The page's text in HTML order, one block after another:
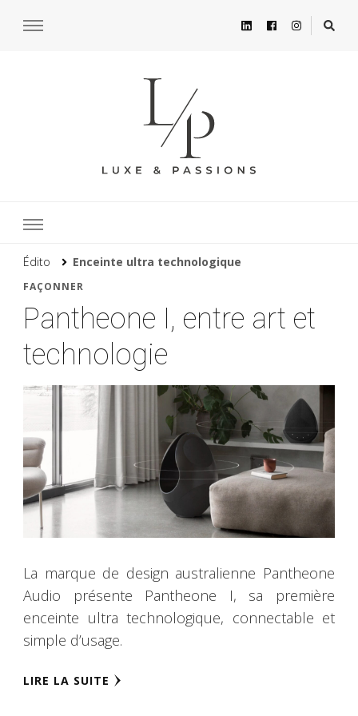
Édito Enceinte ultra technologique
FAÇONNER
Pantheone I, entre art et
technologie
La marque de design australienne Pantheone
Audio présente Pantheone I, sa première
enceinte ultra technologique, connectable et
simple d’usage.
LIRE LA SUITE